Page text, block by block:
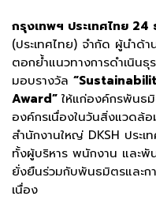
กรุงเทพฯ ประเทศไทย 24
(ประเทศไทย) จำกัด ผู้นำด้
ตอกย้ำแนวทางการดำเนิน
มอบรางวัล
Award” ให้แก่องค์กรพันธ
องค์กรเนื่องในวันสิ่งแวดล้
สำนักงานใหญ่ DKSH ประเ
ทั้งผู้บริหาร พนักงาน และพั
ยั่งยืนร่วมกับพันธมิตรและ
เนื่อง